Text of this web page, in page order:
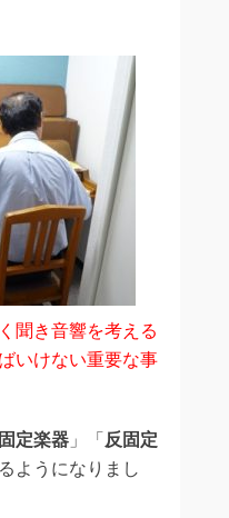
聞き音響を考える
いけない重要な事
固定楽器 」「 反固定
ようになりまし